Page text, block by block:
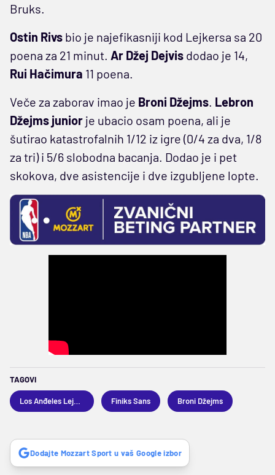
Bruks.
Ostin Rivs bio je najefikasniji kod Lejkersa sa 20
poena za 21 minut. Ar Džej Dejvis dodao je 14,
Rui Hačimura 11 poena.
Veče za zaborav imao je Broni Džejms. Lebron
Džejms junior je ubacio osam poena, ali je
šutirao katastrofalnih 1/12 iz igre (0/4 za dva, 1/8
za tri) i 5/6 slobodna bacanja. Dodao je i pet
skokova, dve asistencije i dve izgubljene lopte.
TAGOVI
Los Anđeles Lejkers Finiks Sans Broni Džejms
Dodajte Mozzart Sport u vaš Google izbor